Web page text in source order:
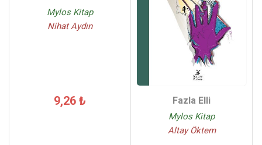
Mylos Kitap
Nihat Aydın
9,26 ₺ Fazla Elli
Mylos Kitap
Altay Öktem